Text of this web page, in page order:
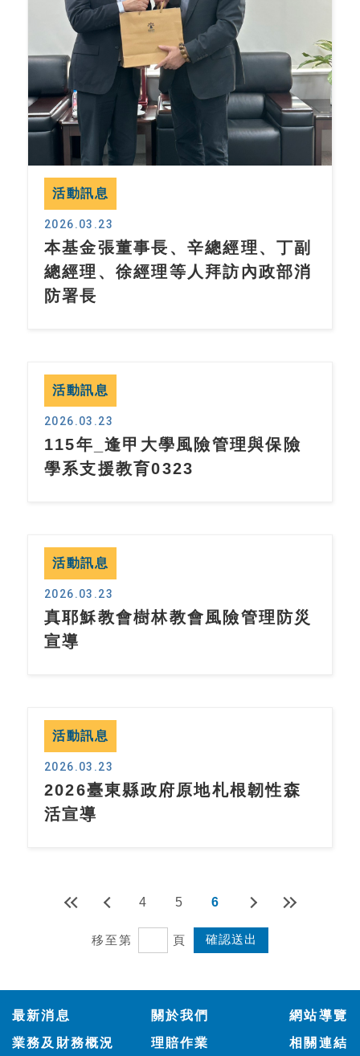
活動訊息
2026.03.23
本基金張董事長、辛總經理、丁副
總經理、徐經理等人拜訪內政部消
防署長
活動訊息
2026.03.23
115年_逢甲大學風險管理與保險
學系支援教育0323
活動訊息
2026.03.23
真耶穌教會樹林教會風險管理防災
宣導
活動訊息
2026.03.23
2026臺東縣政府原地札根韌性森
活宣導
4 5 6
移至第 頁
最新消息
關於我們
業務及財務概況
理賠作業
網站導覽
相關連結